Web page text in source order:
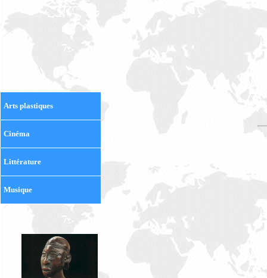
Arts plastiques
Cinéma
Littérature
Musique